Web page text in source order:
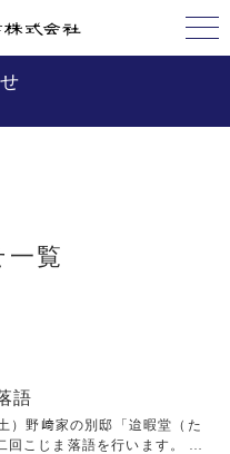
一覧
語
）野﨑家の別邸「迨暇堂（た
回こじま落語を行います。 普